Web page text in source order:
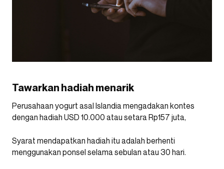
Tawarkan hadiah menarik
Perusahaan yogurt asal Islandia mengadakan kontes
dengan hadiah USD 10.000 atau setara Rp157 juta,
Syarat mendapatkan hadiah itu adalah berhenti
menggunakan ponsel selama sebulan atau 30 hari.